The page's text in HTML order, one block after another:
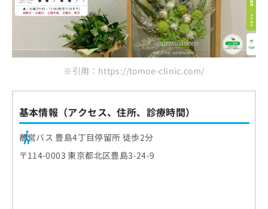
※引用：https://tomoe-clinic.com/
基本情報（アクセス、住所、診療時間）
都営バス 豊島4丁目停留所 徒歩2分
〒114-0003 東京都北区豊島3-24-9